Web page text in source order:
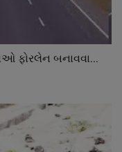
ફોરલેન બનાવવા...